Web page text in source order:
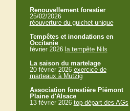
Renouvellement forestier
25/02/2026
réouverture du guichet unique
Tempêtes et inondations en
Occitanie
février 2026 la tempête Nils
La saison du martelage
20 février 2026 exercice de
marteaux à Mutzig
Association forestière Piémont
Plaine d'Alsace
13 février 2026 top départ des AGs